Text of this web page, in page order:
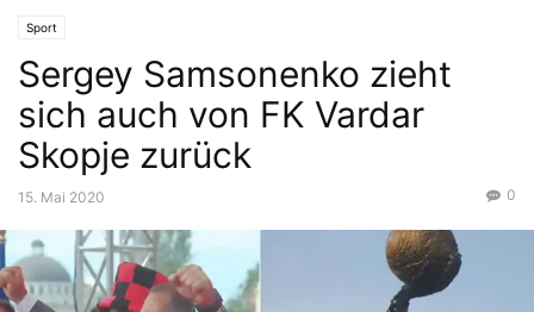
Sport
Sergey Samsonenko zieht
sich auch von FK Vardar
Skopje zurück
15. Mai 2020 0